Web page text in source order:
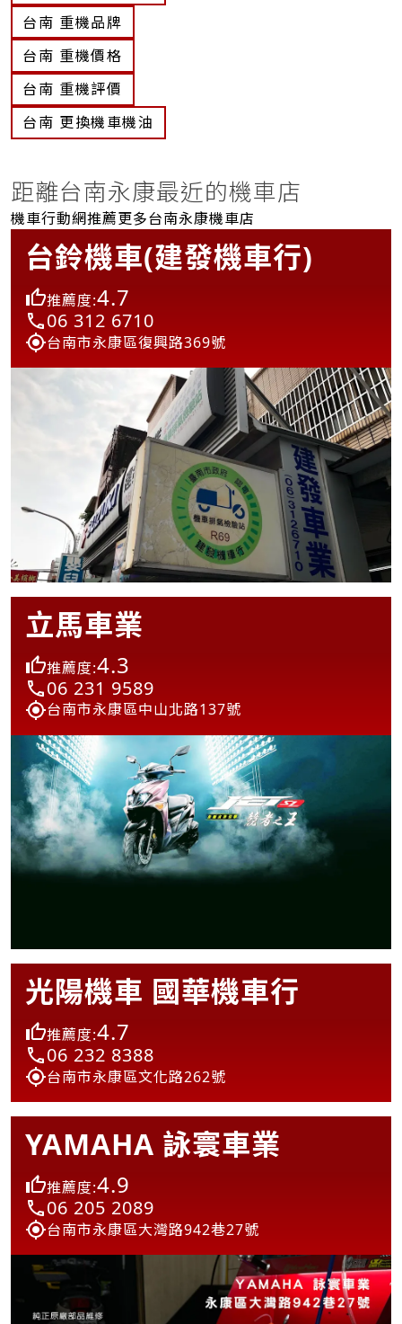
台南 重機品牌
台南 重機價格
台南 重機評價
台南 更換機車機油
距離台南永康最近的機車店
機車行動網推薦更多台南永康機車店
台鈴機車(建發機車行)
推薦度:4.7
06 312 6710
台南市永康區復興路369號
立馬車業
推薦度:4.3
06 231 9589
台南市永康區中山北路137號
光陽機車 國華機車行
推薦度:4.7
06 232 8388
台南市永康區文化路262號
YAMAHA 詠寰車業
推薦度:4.9
06 205 2089
台南市永康區大灣路942巷27號